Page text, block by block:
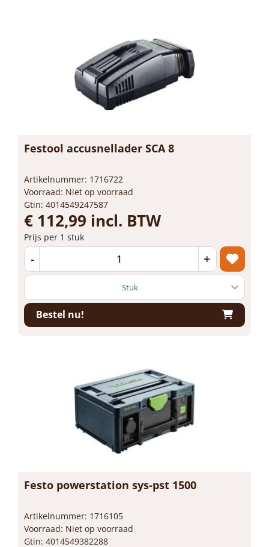
Festool accusnellader SCA 8
Artikelnummer: 1716722
Voorraad: Niet op voorraad
Gtin: 4014549247587
€ 112,99 incl. BTW
Prijs per 1 stuk
- +
Bestel nu!
Festo powerstation sys-pst 1500
Artikelnummer: 1716105
Voorraad: Niet op voorraad
Gtin: 4014549382288